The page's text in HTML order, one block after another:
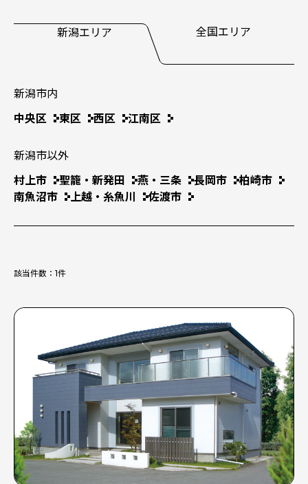
新潟エリア 全国エリア
新潟市内
中央区
東区 西区 江南区
新潟市以外
村上市
聖籠・新発田 燕・三条 長岡市
柏崎市
南魚沼市
上越・糸魚川 佐渡市
該当件数： 1件